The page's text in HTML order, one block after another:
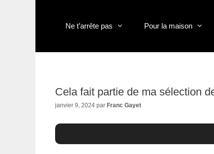
Ne t’arrête pas Pour la maison
Cela fait partie de ma sélection
janvier 9, 2024 par Franc Gayet